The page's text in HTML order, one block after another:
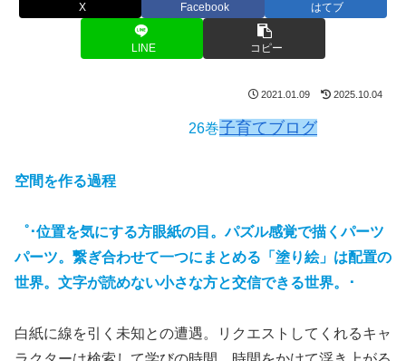
X Facebook はてブ
LINE コピー
2021.01.09 2025.10.04
26巻子育てブログ
空間を作る過程
゜･位置を気にする方眼紙の目 。パズル感覚で描くパーツ
パーツ。繋ぎ合わせて一つにまとめる 「塗り絵」は配置の
世界。文字が読めない小さな方と交信できる世界。･
白紙に線を引く未知との遭遇。リクエストしてくれるキャ